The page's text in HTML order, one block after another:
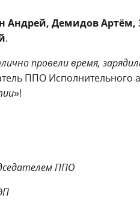
Андрей, Демидов Артём,
.
провели время,
ППО Исполнительного
»!
ППО